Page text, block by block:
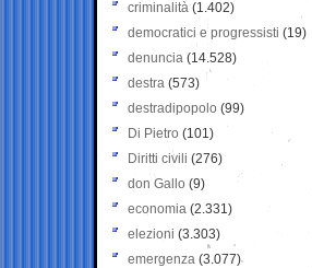
criminalità (1.402)
democratici e progressisti (19)
denuncia (14.528)
destra (573)
destradipopolo (99)
Di Pietro (101)
Diritti civili (276)
don Gallo (9)
economia (2.331)
elezioni (3.303)
emergenza (3.077)